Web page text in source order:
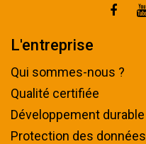
L'entreprise
Qui sommes-nous ?
Qualité certifiée
Développement durable
Protection des données